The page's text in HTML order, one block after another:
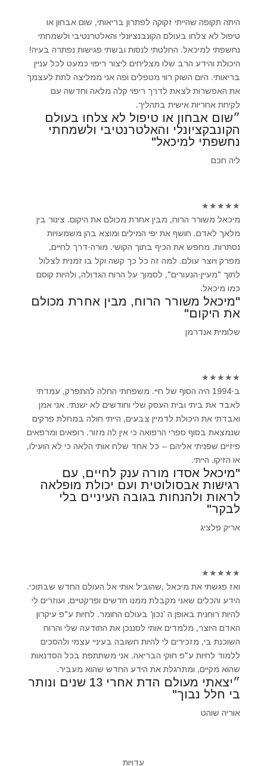
היתה תקופה שהייתי זקוקה לפתרון בריאותי, שום אבחון או
טיפול לא צלחו בעולם הקונבנציונלי והאלטרנטיבי ולשמחתי
נחשפתי למיכאל. החלטתי לנסות ובשתי פגישות נפתרה בעיה!
היכולת והידע הרב שלו מצליחים ליצור ריפוי כמעט לכל עניין
בריאותי. היום השוק רווי מטפלים ופה אני ממליצה לתת לעצמך
את האפשרות לצאת לדרך ריפוי קלה מלאה וחדשה עם
לקיחת אחריות אישית בתהליך.
״שום אבחון או טיפול לא צלחו בעולם
הקונבקציונלי והאלטרנטיבי ולשמחתי
נחשפתי למיכאל"
ליה חכם
★
★
★
★
★
מיכאל משורר הרוח, מבין אחרת מכולם את היקום. צינור בין
מלאך לאדם. חושף את יפי המילים ומוצא בהן משמעויות
נסתרות. מחפש את הכיף בתוך הקושי. מורה-דרך לחיים,
מפרק ויוצר עולם. למה זה כל כך קשה וקל בו זמנית לצלול
לתוך "מעיין-הנעורים", לסמוך על הרוח הגדולה, ולהיות קוסם
כמו מיכאל.
"מיכאל משורר הרוח, מבין אחרת מכולם
את היקום"
שלומית אנדרמן
★
★
★
★
★
ב-1994 היה הסוף של חיי. משפחתי החלה להתפרק, עמדתי
לאבד את ביתי ובית העסק שלי וחודשים לא ישנתי. אני אמן
ואבדתי את היכולת לדמיין צבעים, הייתי חולה במחלת פרקים
שנמצאת בסוף ספרי הרפואה כי אין לה מזור. רופאים ומרפאים
פיזיים שפניתי אליהם – כל אחד שלח אותי הלאה כי לא הועילו,
או הזיקו. הייתי.
"מיכאל אסדו מורה ענק לחיים, עם
רגישות אבסולוטית ועם יכולת מופלאה
לראות ולהנחות בגובה העיניים בלי
לבקר"
אריק פלציג
★
★
★
★
★
ואז פגשתי את מיכאל ,שהוביל אותי אל העולם החדש שבתוכי.
הידע והכלים שאני מקבלת ממנו חדשים ופרקטיים, ועוזרים לי
להיות רוחנית באופן ה ’נכון' בעולם החומר. לחיות ע"פ עיקרון
האדם היוצר, מלמדים אותי לסננכן את התודעה שלי והרוח
השוכנת בי, מזכירים לי להיות חשובה בעיניי עצמי ולהסכים
ללמוד לחיות ע"פ חוקי הבריאה. אני משתתפת בכל הסדנאות
שהוא מקיים, ומתרגלת את הידע החדש שהוא מעביר.
״יצאתי מעולם הדת אחרי 13 שנים ונותר
בי חלל נבוך"
אוריה שוהט
עדויות